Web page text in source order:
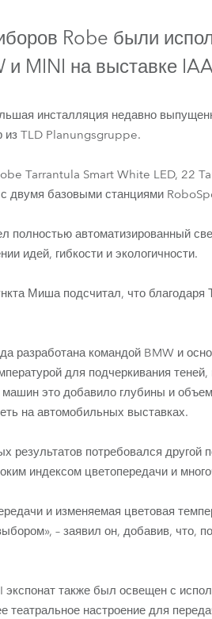
T2 Fresnel™ Tarrantula™
Robe были
и MINI на выставке
инсталляция недавно
из TLD Planungsgruppe.
Tarrantula Smart White LED, 22
двумя базовыми станциями
полностью автоматизированный
идей, гибкости и экологичности.
Миша подсчитал, что
разработана командой BMW и
для подчеркивания
это добавило глубины и
на автомобильных выставках.
результатов потребовался
индексом цветопередачи и
и изменяемая цветовая
– заявил он, добавив, что,
также был освещен с
театральное настроение для